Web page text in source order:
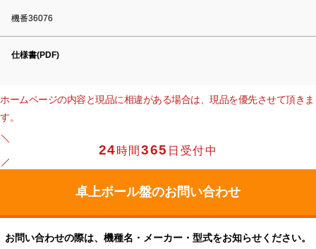
機番36076
仕様書(PDF)
ホームページの内容と現品に相違がある場合は、現品を優先させて頂きま
す。
24時間365 日受付中
お問い合わせの際は、機種名・メーカー・型式をお知らせください。